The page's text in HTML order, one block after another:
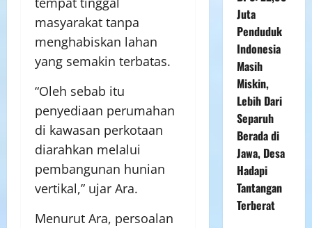
masyarakat tanpa
menghabiskan lahan
yang semakin terbatas.
“Oleh sebab itu
penyediaan perumahan
di kawasan perkotaan
diarahkan melalui
pembangunan hunian
vertikal,” ujar Ara.
Menurut Ara, persoalan
Juta
Penduduk
Indonesia
Masih
Miskin,
Lebih Dari
Separuh
Berada di
Jawa, Desa
Hadapi
Tantangan
Terberat